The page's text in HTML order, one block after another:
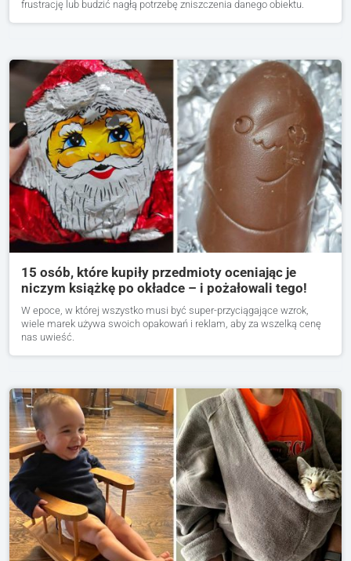
frustrację lub budzić nagłą potrzebę zniszczenia danego obiektu.
15 osób, które kupiły przedmioty oceniając je
niczym książkę po okładce – i pożałowali tego!
W epoce, w której wszystko musi być super-przyciągające wzrok,
wiele marek używa swoich opakowań i reklam, aby za wszelką cenę
nas uwieść.